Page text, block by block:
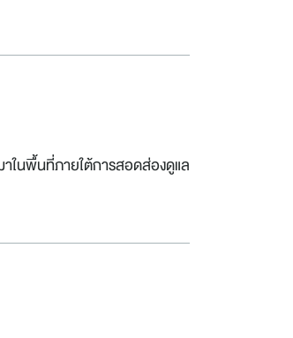
ในพื้นที่ภายใต้การสอดส่องดูแล